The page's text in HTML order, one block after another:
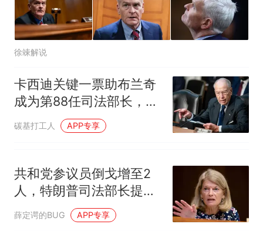
徐竦解说
卡西迪关键一票助布兰奇
成为第88任司法部长，民
主党反对无效
碳基打工人 APP专享
共和党参议员倒戈增至2
人，特朗普司法部长提名
要凉？
薛定谔的BUG APP专享